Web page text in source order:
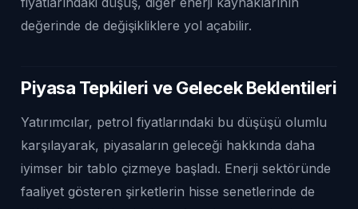
değerinde de değişikliklere yol açabilir.
Piyasa Tepkileri ve Gelecek Beklentileri
Yatırımcılar, petrol fiyatlarındaki bu düşüşü olumlu
karşılayarak, piyasaların geleceği hakkında daha
iyimser bir tablo çizmeye başladı. Enerji sektöründe
faaliyet gösteren şirketlerin hisse senetlerinde de